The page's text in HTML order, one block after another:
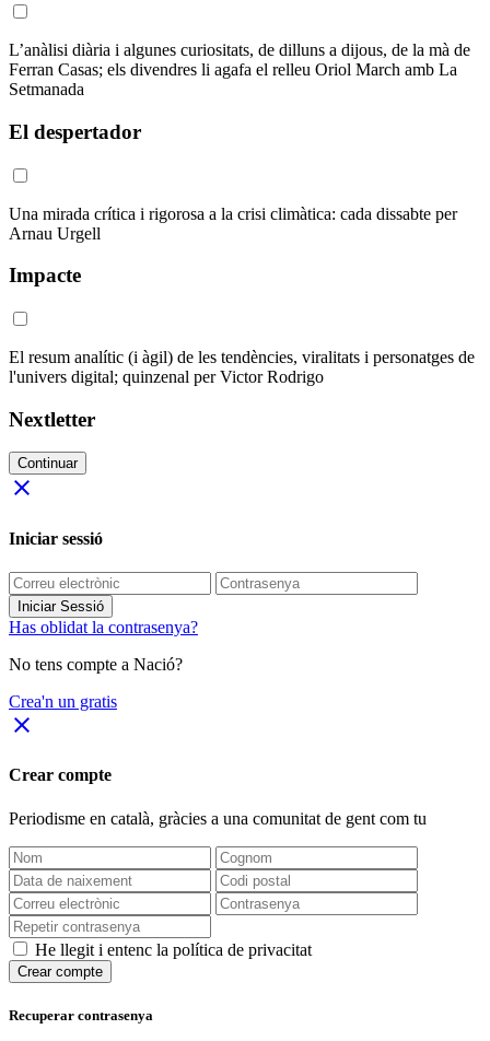
L’anàlisi diària i algunes curiositats, de dilluns a dijous, de la mà de
Ferran Casas; els divendres li agafa el relleu Oriol March amb La
Setmanada
El despertador
Una mirada crítica i rigorosa a la crisi climàtica: cada dissabte per
Arnau Urgell
Impacte
El resum analític (i àgil) de les tendències, viralitats i personatges de
l'univers digital; quinzenal per Victor Rodrigo
Nextletter
Continuar
close
Iniciar sessió
Iniciar Sessió
Has oblidat la contrasenya?
No tens compte a Nació?
Crea'n un gratis
close
Crear compte
Periodisme en català, gràcies a una comunitat de gent com tu
He llegit i entenc la política de privacitat
Crear compte
Recuperar contrasenya